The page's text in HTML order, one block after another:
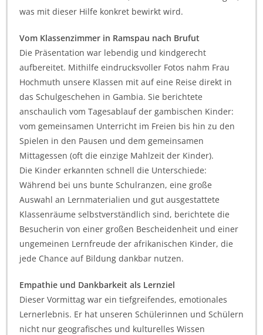
was mit dieser Hilfe konkret bewirkt wird.
Vom Klassenzimmer in Ramspau nach Brufut
Die Präsentation war lebendig und kindgerecht
aufbereitet. Mithilfe eindrucksvoller Fotos nahm Frau
Hochmuth unsere Klassen mit auf eine Reise direkt in
das Schulgeschehen in Gambia. Sie berichtete
anschaulich vom Tagesablauf der gambischen Kinder:
vom gemeinsamen Unterricht im Freien bis hin zu den
Spielen in den Pausen und dem gemeinsamen
Mittagessen (oft die einzige Mahlzeit der Kinder).
Die Kinder erkannten schnell die Unterschiede:
Während bei uns bunte Schulranzen, eine große
Auswahl an Lernmaterialien und gut ausgestattete
Klassenräume selbstverständlich sind, berichtete die
Besucherin von einer großen Bescheidenheit und einer
ungemeinen Lernfreude der afrikanischen Kinder, die
jede Chance auf Bildung dankbar nutzen.
Empathie und Dankbarkeit als Lernziel
Dieser Vormittag war ein tiefgreifendes, emotionales
Lernerlebnis. Er hat unseren Schülerinnen und Schülern
nicht nur geografisches und kulturelles Wissen